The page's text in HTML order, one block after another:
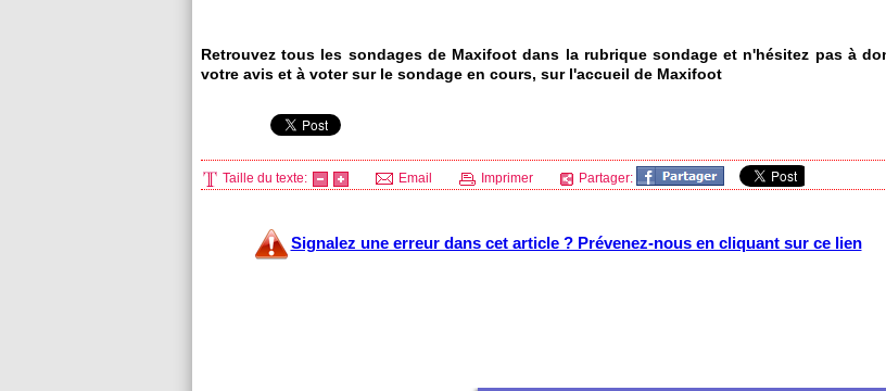
Retrouvez tous les sondages de Maxifoot dans la rubrique sondage et n'hésitez pas à
votre avis et à voter sur le sondage en cours, sur l'accueil de Maxifoot
Taille du texte: Email Imprimer Partager:
Signalez une erreur dans cet article ? Prévenez-nous en cliquant sur ce lien